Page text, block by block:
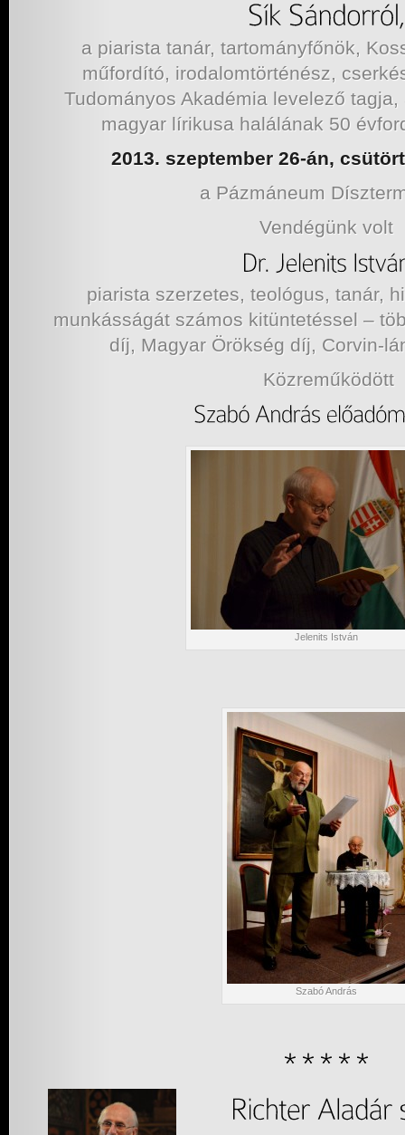
a piarista tanár, tartományfőnök,
műfordító, irodalomtörténész,
Tudományos Akadémia levelező
magyar lírikusa halálának 50
2013. szeptember 26-án,
a Pázmáneum
Vendégünk volt
piarista szerzetes, teológus, tanár,
munkásságát számos kitüntetéssel –
díj, Magyar Örökség díj, Corvin-
Közreműködött
Jelenits István
Szabó András